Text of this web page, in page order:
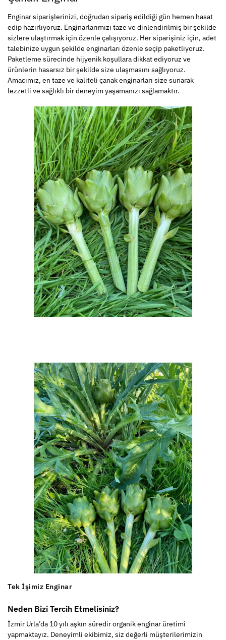
Enginar siparişlerinizi, doğrudan sipariş edildiği gün hemen hasat
edip hazırlıyoruz. Enginarlarımızı taze ve dinlendirilmiş bir şekilde
sizlere ulaştırmak için özenle çalışıyoruz. Her siparişiniz için, adet
talebinize uygun şekilde enginarları özenle seçip paketliyoruz.
Paketleme sürecinde hijyenik koşullara dikkat ediyoruz ve
ürünlerin hasarsız bir şekilde size ulaşmasını sağlıyoruz.
Amacımız, en taze ve kaliteli çanak enginarları size sunarak
lezzetli ve sağlıklı bir deneyim yaşamanızı sağlamaktır.
Tek İşimiz Enginar
Neden Bizi Tercih Etmelisiniz?
İzmir Urla’da 10 yılı aşkın süredir organik enginar üretimi
yapmaktayız. Deneyimli ekibimiz, siz değerli müşterilerimizin